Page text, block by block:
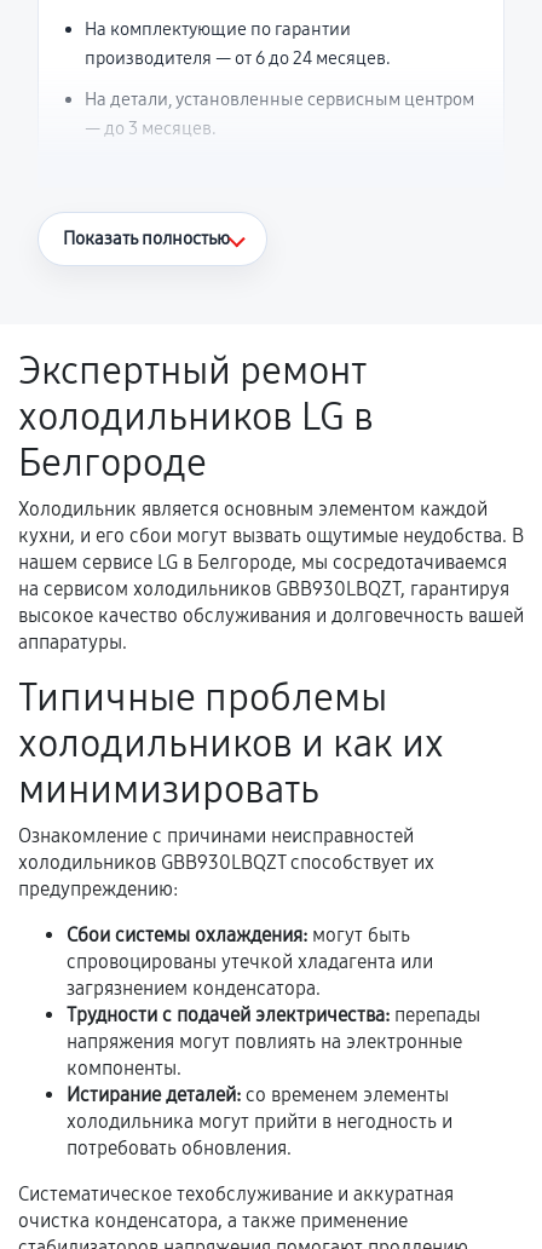
На комплектующие по гарантии
производителя — от 6 до 24 месяцев.
На детали, установленные сервисным центром
— до 3 месяцев.
Что считается гарантийным случаем
Поломка установленной детали при
нормальной эксплуатации в течение
гарантийного срока.
Несоответствие комплектующей заявленным
техническим характеристикам.
Документы для подтверждения
гарантии
Акт выполненных работ с датой, перечнем
услуг и сроком гарантии.
Документы на установленные комплектующие
Расширенная гарантия
В некоторых случаях возможно оформление
расширенной гарантии. Стоимость, сроки и
условия продления согласовываются отдельно и
фиксируются в документах.
Когда гарантия не действует
Нарушение правил эксплуатации,
механические повреждения, попадание влаги,
Показать полностью
Экспертный ремонт
холодильников LG в
Белгороде
Холодильник является основным элементом каждой
кухни, и его сбои могут вызвать ощутимые неудобства. В
нашем сервисе LG в Белгороде, мы сосредотачиваемся
на сервисом холодильников GBB930LBQZT, гарантируя
высокое качество обслуживания и долговечность вашей
аппаратуры.
Типичные проблемы
холодильников и как их
минимизировать
Ознакомление с причинами неисправностей
холодильников GBB930LBQZT способствует их
предупреждению:
Сбои системы охлаждения: могут быть
спровоцированы утечкой хладагента или
загрязнением конденсатора.
Трудности с подачей электричества: перепады
напряжения могут повлиять на электронные
компоненты.
Истирание деталей: со временем элементы
холодильника могут прийти в негодность и
потребовать обновления.
Систематическое техобслуживание и аккуратная
очистка конденсатора, а также применение